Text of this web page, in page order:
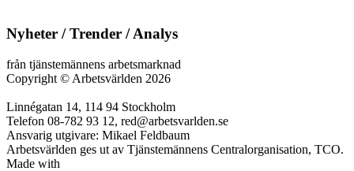
Nyheter / Trender / Analys
från tjänstemännens arbetsmarknad
Copyright © Arbetsvärlden 2026
Linnégatan 14, 114 94 Stockholm
Telefon 08-782 93 12, red@arbetsvarlden.se
Ansvarig utgivare: Mikael Feldbaum
Arbetsvärlden ges ut av Tjänstemännens Centralorganisation, TCO.
Made with